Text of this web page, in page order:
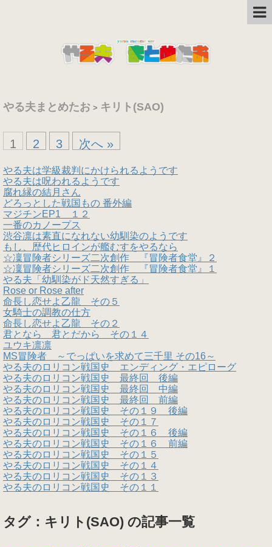
やる夫まとめたお > キリト(SAO)
1 2 3 次へ »
やる夫は学級裁判にかけられるようです
やる夫は呪われるようです
腐れ縁の結月さん
どろっとした戦国もの 番外編
マジチンEP1 １２
一番のカノープス
渋谷凛は素直になれない幼馴染のようです
もし、歴代ヒロインが艦むすをやるなら
☆凜冒険者シリーズ二次創作 『冒険者食堂』２
☆凜冒険者シリーズ二次創作 『冒険者食堂』１
やる夫「幼馴染がド天然すぎる」
Rose or Rose after
命長し恋せよ乙龍 その５
女騎士の調教の仕方
命長し恋せよ乙龍 その２
君となら 君とだから その１４
ユウキ凛凛
MS冒険者 ～でっぱいを求めて三千里 その16～
やる夫のロリコン戦国史 エンディング・エピローグ
やる夫のロリコン戦国史 最終回 後編
やる夫のロリコン戦国史 最終回 中編
やる夫のロリコン戦国史 最終回 前編
やる夫のロリコン戦国史 その１９ 後編
やる夫のロリコン戦国史 その１７
やる夫のロリコン戦国史 その１６ 後編
やる夫のロリコン戦国史 その１６ 前編
やる夫のロリコン戦国史 その１５
やる夫のロリコン戦国史 その１４
やる夫のロリコン戦国史 その１３
やる夫のロリコン戦国史 その１１
タグ：キリト(SAO) の記事一覧